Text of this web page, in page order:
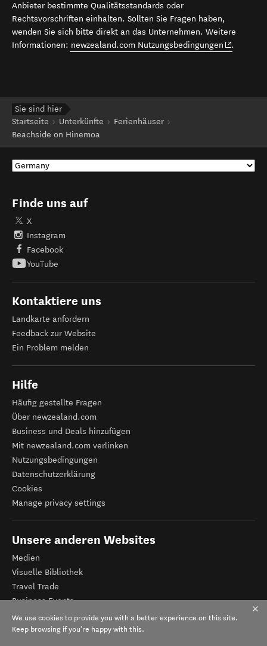
Anbieter bestimmte Qualitätsstandards oder
Rechtsvorschriften einhalten. Sollten Sie Fragen haben,
wenden Sie sich bitte direkt an das Unternehmen. Weitere
Informationen: newzealand.com Nutzungsbedingungen (opens in
.
Sie sind hier
Startseite
Unterkünfte
Ferienhäuser
Beachside on Hinemoa
Finde uns auf
X
Instagram
Facebook
YouTube
Kontaktiere uns
Landkarte anfordern
Feedback zur Website
Ein Problem melden
Hilfe
Häufig gestellte Fragen
Über newzealand.com
Business und Deals hinzufügen
Mit newzealand.com verlinken
Nutzungsbedingungen
Datenschutzerklärung
Cookies
Manage privacy settings
Unsere anderen Websites
Medien
Visuelle Bibliothek
Travel Trade
Business Events
Tourismus Neuseeland
Veranstalter-Registrierung
We use cookies to provide you with a better experience on this site.
Keep browsing if you're happy with this.